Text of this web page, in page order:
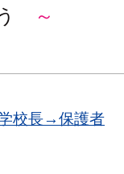
～
校長→保護者